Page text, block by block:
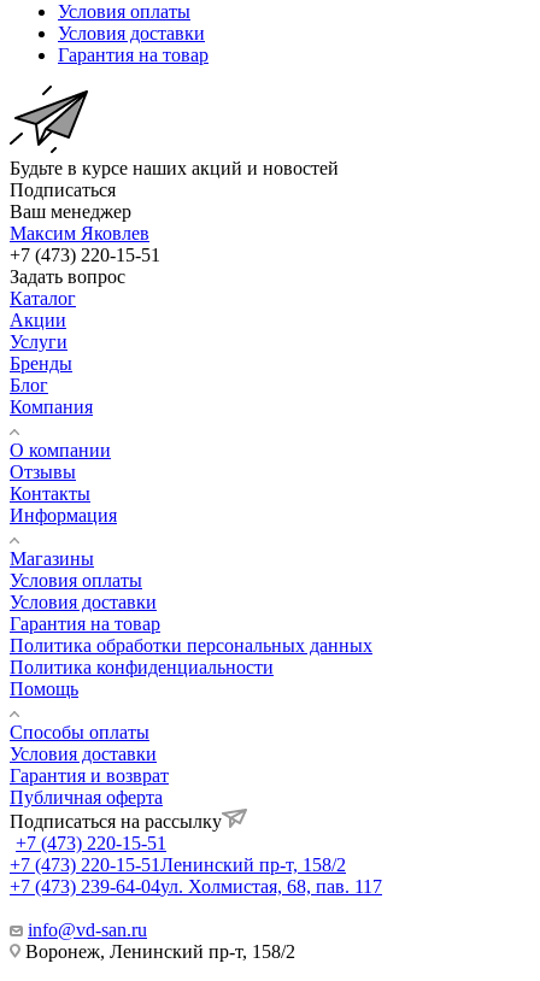
Условия оплаты
Условия доставки
Гарантия на товар
Будьте в курсе наших акций и новостей
Подписаться
Ваш менеджер
Максим Яковлев
+7 (473) 220-15-51
Задать вопрос
Каталог
Акции
Услуги
Бренды
Блог
Компания
О компании
Отзывы
Контакты
Информация
Магазины
Условия оплаты
Условия доставки
Гарантия на товар
Политика обработки персональных данных
Политика конфиденциальности
Помощь
Способы оплаты
Условия доставки
Гарантия и возврат
Публичная оферта
Подписаться на рассылку
+7 (473) 220-15-51
+7 (473) 220-15-51Ленинский пр-т, 158/2
+7 (473) 239-64-04ул. Холмистая, 68, пав. 117
info@vd-san.ru
Воронеж, Ленинский пр-т, 158/2